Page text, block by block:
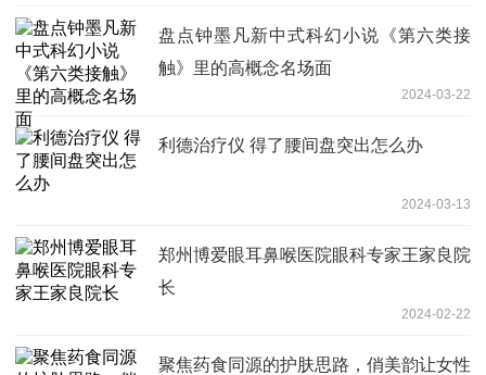
盘点钟墨凡新中式科幻小说《第六类接
触》里的高概念名场面
2024-03-22
利德治疗仪 得了腰间盘突出怎么办
2024-03-13
郑州博爱眼耳鼻喉医院眼科专家王家良院
长
2024-02-22
聚焦药食同源的护肤思路，俏美韵让女性